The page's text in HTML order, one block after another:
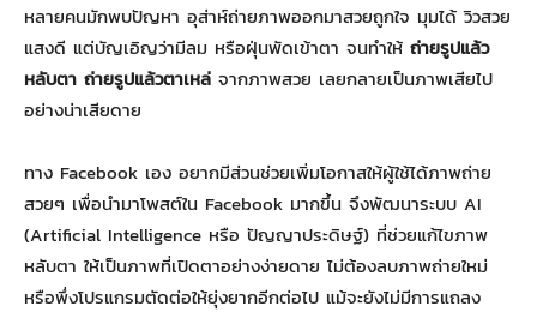
หลายคนมักพบปัญหา อุส่าห์ถ่ายภาพออกมาสวยถูกใจ มุมได้ วิวสวย
แสงดี แต่บัญเอิญว่ามีลม หรือฝุ่นพัดเข้าตา จนทำให้ ถ่ายรูปแล้ว
หลับตา ถ่ายรูปแล้วตาเหล่ จากภาพสวย เลยกลายเป็นภาพเสียไป
อย่างน่าเสียดาย
ทาง Facebook เอง อยากมีส่วนช่วยเพิ่มโอกาสให้ผู้ใช้ได้ภาพถ่าย
สวยๆ เพื่อนำมาโพสต์ใน Facebook มากขึ้น จึงพัฒนาระบบ AI
(Artificial Intelligence หรือ ปัญญาประดิษฐ์) ที่ช่วยแก้ไขภาพ
หลับตา ให้เป็นภาพที่เปิดตาอย่างง่ายดาย ไม่ต้องลบภาพถ่ายใหม่
หรือพึ่งโปรแกรมตัดต่อให้ยุ่งยากอีกต่อไป แม้จะยังไม่มีการแถลง